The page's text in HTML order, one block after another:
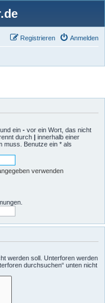
Anmelden
Registrieren
ein - vor ein Wort, das nicht
durch | innerhalb einer
muss. Benutze ein * als
verwenden
werden soll. Unterforen werden
durchsuchen“ unten nicht